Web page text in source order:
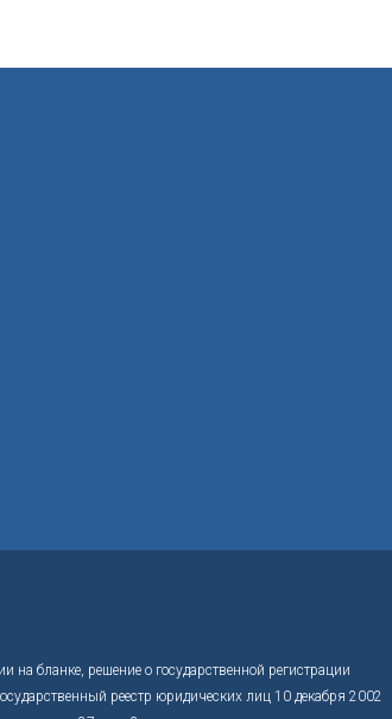
бланке, решение о государственной регистрации
реестр юридических лиц 10 декабря 2002